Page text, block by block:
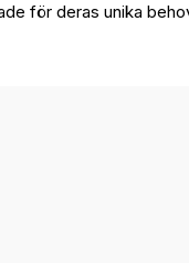
för deras unika